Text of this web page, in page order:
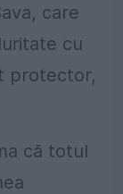
care
cu
protector,
că totul